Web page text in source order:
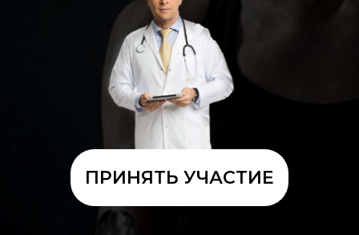
ПРИНЯТЬ УЧАСТИЕ